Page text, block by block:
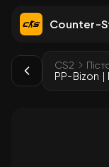
Counter-
CS2
PP-Bizon |